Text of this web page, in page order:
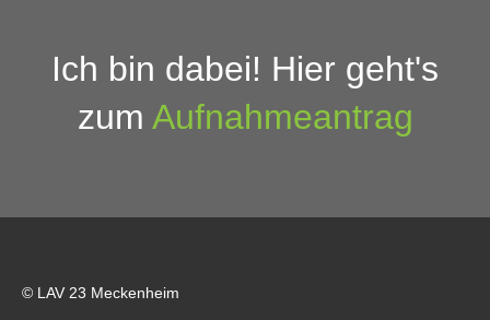
Ich bin dabei! Hier geht's
zum Aufnahmeantrag
© LAV 23 Meckenheim